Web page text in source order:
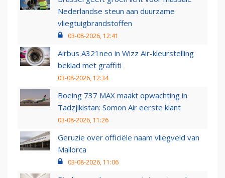
Nederlandse steun aan duurzame
vliegtuigbrandstoffen
03-08-2026, 12:41
Airbus A321neo in Wizz Air-kleurstelling
beklad met graffiti
03-08-2026, 12:34
Boeing 737 MAX maakt opwachting in
Tadzjikistan: Somon Air eerste klant
03-08-2026, 11:26
Geruzie over officiële naam vliegveld van
Mallorca
03-08-2026, 11:06